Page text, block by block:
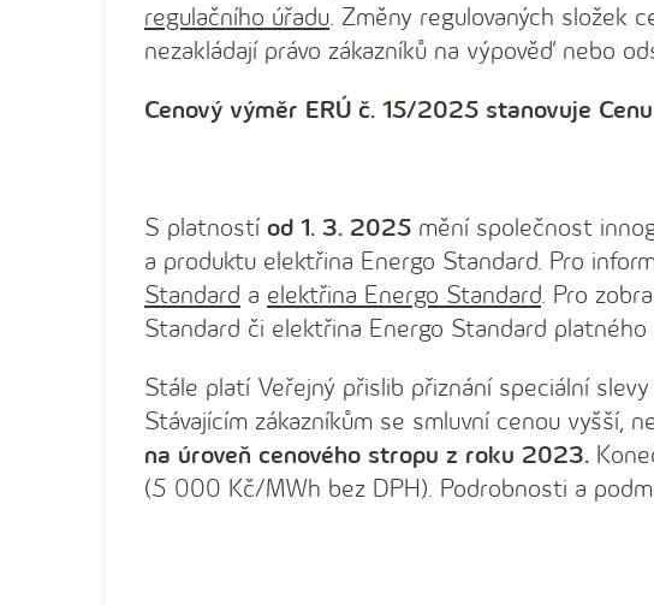
regulačního úřadu. Změny regulovaných složek
nezakládají právo zákazníků na výpověď nebo
Cenový výměr ERÚ č. 15/2025 stanovuje
S platností od 1. 3. 2025 mění společnost
a produktu elektřina Energo Standard. Pro
Standard a elektřina Energo Standard. Pro
Standard či elektřina Energo Standard
Stále platí Veřejný přislib přiznání speciální
Stávajícím zákazníkům se smluvní cenou
na úroveň cenového stropu z roku 2023.
(5 000 Kč/MWh bez DPH). Podrobnosti a